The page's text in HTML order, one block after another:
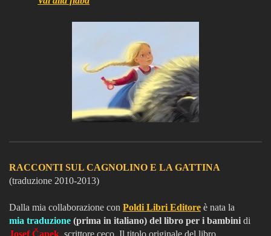
RACCONTI SUL CAGNOLINO E LA GATTINA
(traduzione 2010-2013)
Dalla mia collaborazione con Poldi Libri Editore è nata la
mia traduzione (prima in italiano) del libro per i bambini di
Josef Čapek , scrittore ceco. Il titolo originale del libro